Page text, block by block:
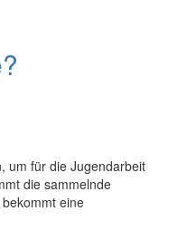
um für die Jugendarbeit
die sammelnde
eine